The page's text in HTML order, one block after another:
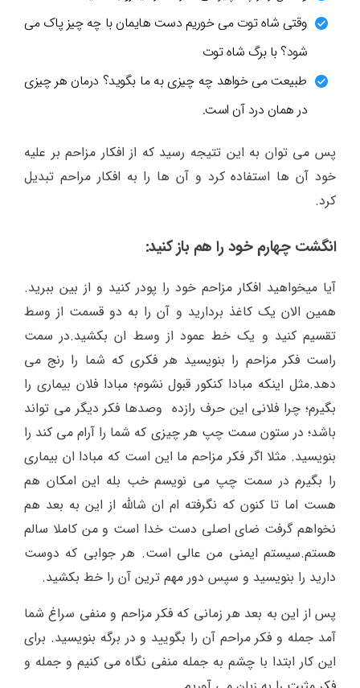
وقتی شاه توت می خوریم دست هایمان با چه چیز پاک می
شود؟ با برگ شاه توت
طبیعت می خواهد چه چیزی به ما بگوید؟ درمان هر چیزی
در همان درد آن است.
پس می توان به این تتیجه رسید که از افکار مزاحم بر علیه
خود آن ها استفاده کرد و آن ها را به افکار مراحم تبدیل
کرد.
انگشت چهارم خود را هم باز کنید:
آیا میخواهید افکار مزاحم خود را پودر کنید و از بین ببرید.
همین الان یک کاغذ بردارید و آن را به دو قسمت از وسط
تقسیم کنید و یک خط عمود از وسط ان بکشید.در سمت
راست فکر مزاحم را بنویسید هر فکری که شما را رنج می
دهد.مثل اینکه مبادا کنکور قبول نشوم؛ مبادا فلان بیماری را
بگیرم؛ چرا فلانی این حرف رازده وصدها فکر دیگر می تواند
باشد؛ در ستون سمت چپ هر چیزی که شما را آرام می کند را
بنویسید. مثلا اگر فکر مزاحم ما این است که مبادا ان بیماری
را بگیرم در سمت چپ می نویسم خب بله این امکان هم
هست اما تا کنون که نگرفته ام ان شالله از این به بعد هم
نخواهم گرفت ضای اصلی دست خدا است و من کاملا سالم
هستم.سیستم ایمنی من عالی است. هر جوابی که دوست
دارید را بنویسید و سپس دور مهم ترین آن را خط بکشید.
پس از این به بعد هر زمانی که فکر مزاحم و منفی سراغ شما
آمد جمله و فکر مراحم آن را بگویید و در برگه بنویسید. برای
این کار ابتدا با چشم به جمله منفی نگاه می کنیم و جمله و